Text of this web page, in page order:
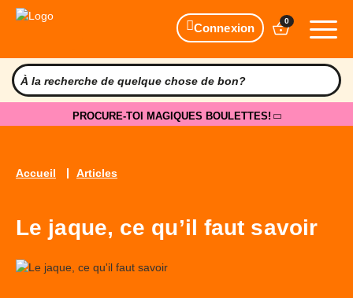
Connexion
0
PROCURE-TOI MAGIQUES BOULETTES!
Accueil Articles
Le jaque, ce qu’il faut savoir